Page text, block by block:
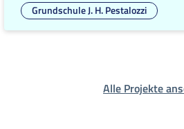
Grundschule J. H. Pestalozzi
Alle Projekte